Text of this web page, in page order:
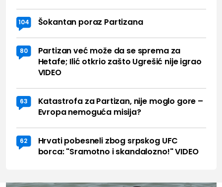
104 Šokantan poraz Partizana
80
Partizan već može da se sprema za
Hetafe; Ilić otkrio zašto Ugrešić nije igrao
VIDEO
63
Katastrofa za Partizan, nije moglo gore –
Evropa nemoguća misija?
62
Hrvati pobesneli zbog srpskog UFC
borca: "Sramotno i skandalozno!" VIDEO